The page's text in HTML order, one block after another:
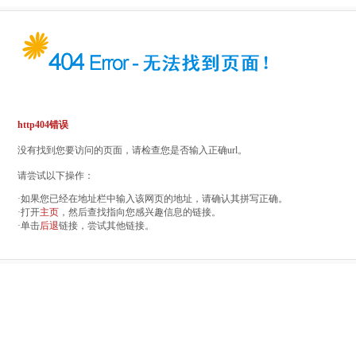
http404错误
没有找到您要访问的页面，请检查您是否输入正确url。
请尝试以下操作：
·如果您已经在地址栏中输入该网页的地址，请确认其拼写正确。
·打开主页 ，然后查找指向您感兴趣信息的链接。
·单击后退链接，尝试其他链接。